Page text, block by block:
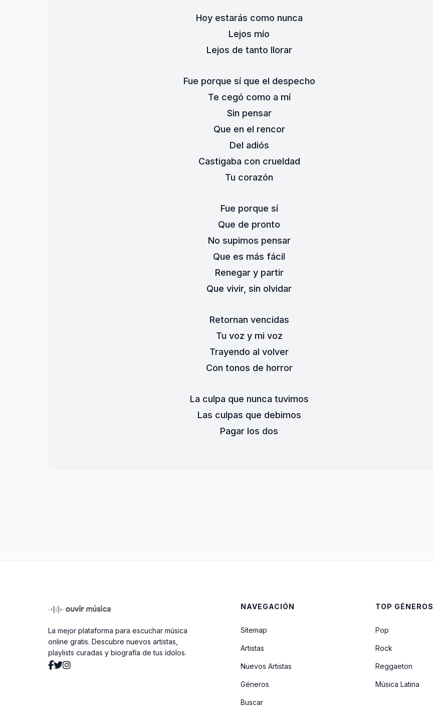
Hoy estarás como nunca
Lejos mío
Lejos de tanto llorar
Fue porque sí que el despecho
Te cegó como a mí
Sin pensar
Que en el rencor
Del adiós
Castigaba con crueldad
Tu corazón
Fue porque sí
Que de pronto
No supimos pensar
Que es más fácil
Renegar y partir
Que vivir, sin olvidar
Retornan vencidas
Tu voz y mi voz
Trayendo al volver
Con tonos de horror
La culpa que nunca tuvimos
Las culpas que debimos
Pagar los dos
La mejor plataforma para escuchar música
online gratis. Descubre nuevos artistas,
playlists curadas y biografía de tus ídolos.
NAVEGACIÓN
Sitemap
Artistas
Nuevos Artistas
Géneros
Buscar
TOP GÉNEROS
Pop
Rock
Reggaeton
Música Latina